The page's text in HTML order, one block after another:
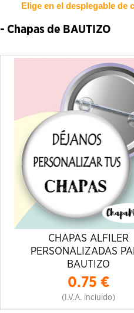
Elige en el desplegable de
- Chapas de BAUTIZO
CHAPAS ALFILER
PERSONALIZADAS
BAUTIZO
0.75 €
(I.V.A. incluido)